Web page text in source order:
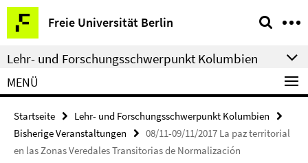
Springe
direkt
zu
Inhalt
Freie Universität Berlin
Service-
Navigation
Lehr- und Forschungsschwerpunkt Kolumbien
MENÜ
Startseite
Lehr- und Forschungsschwerpunkt Kolumbien
Bisherige Veranstaltungen
08/11-09/11/2017 La paz territorial
en las Zonas Veredales Transitorias de Normalización